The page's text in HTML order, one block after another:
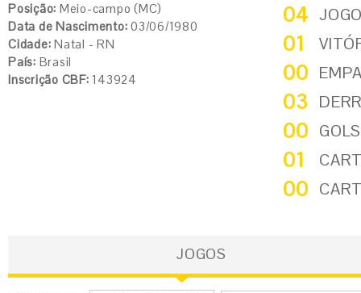
Posição: Meio-campo (MC)
Data de Nascimento: 03/06/1980
Cidade: Natal - RN
País: Brasil
Inscrição CBF: 143924
04
01
00
03
00
01
00
JOGOS